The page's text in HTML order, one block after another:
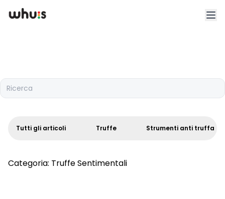
Clienti
Whuis per lo sport
Ricerca
Tutti gli articoli Truffe Strumenti anti truffa
Categoria: Truffe Sentimentali